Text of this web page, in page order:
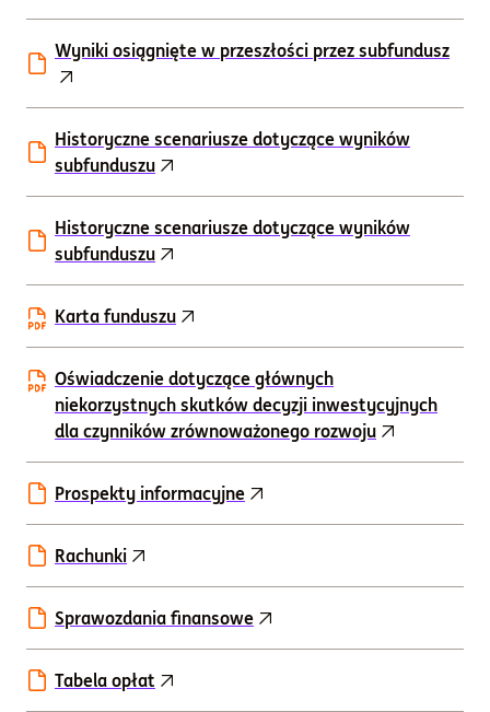
Wyniki osiągnięte w przeszłości przez subfundusz
Historyczne scenariusze dotyczące wyników
subfunduszu
Historyczne scenariusze dotyczące wyników
subfunduszu
Karta funduszu
Oświadczenie dotyczące głównych
niekorzystnych skutków decyzji inwestycyjnych
dla czynników zrównoważonego rozwoju
Prospekty informacyjne
Rachunki
Sprawozdania finansowe
Tabela opłat